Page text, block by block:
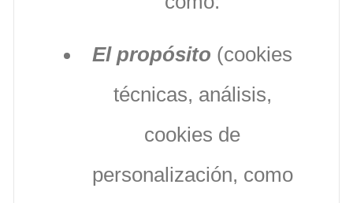
El propósito (cookies
técnicas, análisis,
cookies de
personalización, como